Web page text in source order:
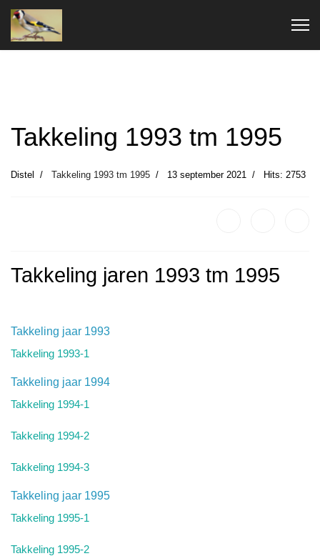
Takkeling 1993 tm 1995
Distel Takkeling 1993 tm 1995 13 september 2021 Hits: 2753
Takkeling jaren 1993 tm 1995
Takkeling jaar 1993
Takkeling 1993-1
Takkeling jaar 1994
Takkeling 1994-1
Takkeling 1994-2
Takkeling 1994-3
Takkeling jaar 1995
Takkeling 1995-1
Takkeling 1995-2